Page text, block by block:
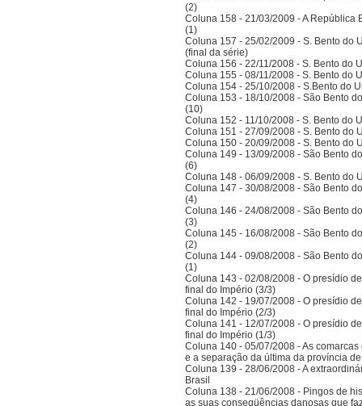
(2)
Coluna 158 - 21/03/2009 - A República
(1)
Coluna 157 - 25/02/2009 - S. Bento do
(final da série)
Coluna 156 - 22/11/2008 - S. Bento do
Coluna 155 - 08/11/2008 - S. Bento do
Coluna 154 - 25/10/2008 - S.Bento do
Coluna 153 - 18/10/2008 - São Bento
(10)
Coluna 152 - 11/10/2008 - S. Bento do
Coluna 151 - 27/09/2008 - S. Bento do
Coluna 150 - 20/09/2008 - S. Bento do
Coluna 149 - 13/09/2008 - São Bento
(6)
Coluna 148 - 06/09/2008 - S. Bento do
Coluna 147 - 30/08/2008 - São Bento
(4)
Coluna 146 - 24/08/2008 - São Bento
(3)
Coluna 145 - 16/08/2008 - São Bento
(2)
Coluna 144 - 09/08/2008 - São Bento
(1)
Coluna 143 - 02/08/2008 - O presídio
final do Império (3/3)
Coluna 142 - 19/07/2008 - O presídio
final do Império (2/3)
Coluna 141 - 12/07/2008 - O presídio
final do Império (1/3)
Coluna 140 - 05/07/2008 - As
e a separação da última da província
Coluna 139 - 28/06/2008 - A
Brasil
Coluna 138 - 21/06/2008 - Pingos de
as suas conseqüências danosas que